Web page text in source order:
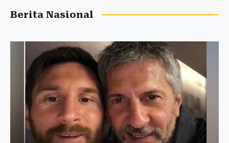
Berita Nasional